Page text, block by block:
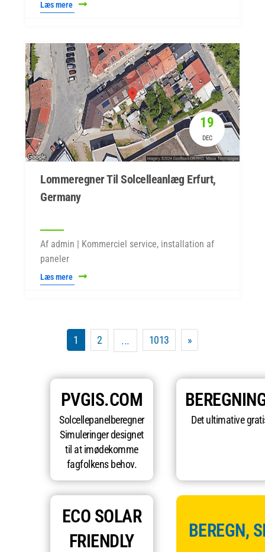
Læs mere
19
DEC
Lommeregner Til Solcelleanlæg Erfurt,
Germany
Af admin | Kommerciel service, installation af
paneler
Læs mere
1 2 ... 1013 »
PVGIS.COM
Solcellepanelberegner
Simuleringer designet
til at imødekomme
fagfolkens behov.
Det ultimative
ECO SOLAR
FRIENDLY
BEREGN,